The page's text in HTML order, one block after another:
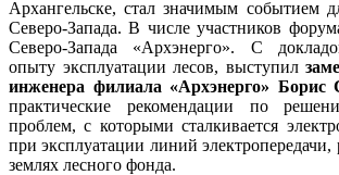
Архангельске, стал значимым событием
Северо-Запада. В числе участников
Северо-Запада «Архэнерго». С
опыту эксплуатации лесов, выступил
инженера филиала «Архэнерго»
практические рекомендации по
проблем, с которыми сталкивается
при эксплуатации линий
землях лесного фонда.